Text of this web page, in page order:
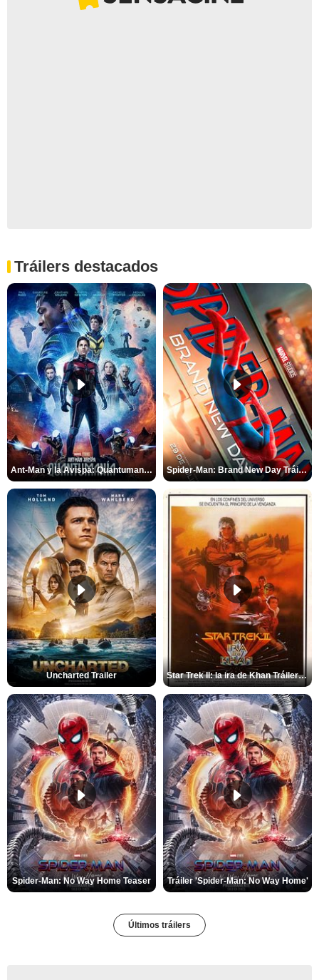
Tráilers destacados
Ant-Man y la Avispa: Quantumanía Tráiler (2) Spider-Man: Brand New Day Tráiler (3)
Uncharted Trailer Star Trek II: la ira de Khan Tráiler VO
Spider-Man: No Way Home Teaser Tráiler 'Spider-Man: No Way Home'
Últimos tráilers